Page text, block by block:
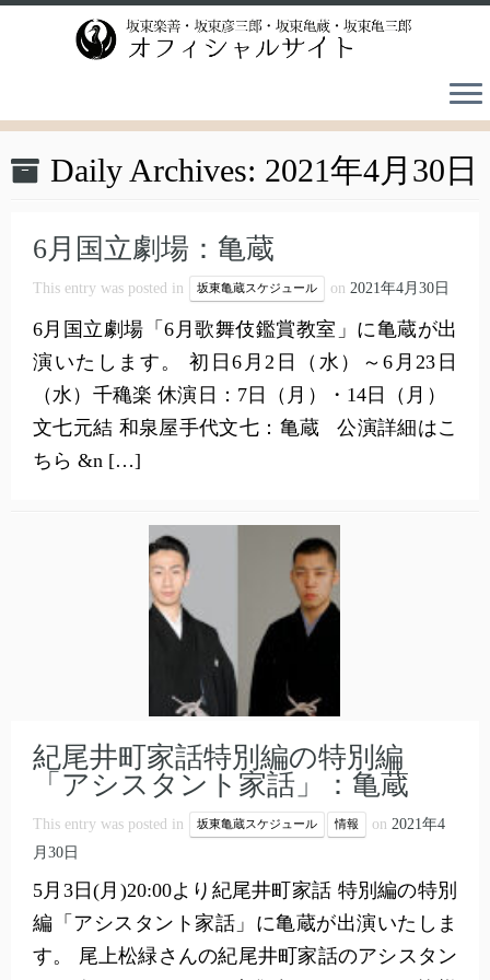
Daily Archives: 2021年4月30日
6月国立劇場：亀蔵
This entry was posted in 坂東亀蔵スケジュール on 2021年4月30日
6月国立劇場「6月歌舞伎鑑賞教室」に亀蔵が出
演いたします。 初日6月2日（水）～6月23日
（水）千穐楽 休演日：7日（月）・14日（月）
文七元結 和泉屋手代文七：亀蔵 公演詳細はこ
ちら &n […]
紀尾井町家話特別編の特別編
「アシスタント家話」：亀蔵
This entry was posted in 坂東亀蔵スケジュール 情報 on 2021年4
月30日
5月3日(月)20:00より紀尾井町家話 特別編の特別
編「アシスタント家話」に亀蔵が出演いたしま
す。 尾上松緑さんの紀尾井町家話のアシスタン